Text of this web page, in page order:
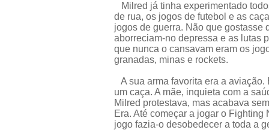
Milred já tinha experimentado
de rua, os jogos de futebol e as
jogos de guerra. Não que gostasse
aborreciam-no depressa e as lutas
que nunca o cansavam eram os
granadas, minas e rockets.
A sua arma favorita era a
um caça. A mãe, inquieta com a
Milred protestava, mas acabava
Era. Até começar a jogar o
jogo fazia-o desobedecer a toda a